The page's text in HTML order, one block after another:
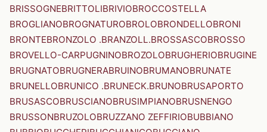
BRISSOGNEBRITTOLIBRIVIOBROCCOSTELLA
BROGLIANOBROGNATUROBROLOBRONDELLOBRONI
BRONTEBRONZOLO .BRANZOLL.BROSSASCOBROSSO
BROVELLO-CARPUGNINOBROZOLOBRUGHERIOBRUGINE
BRUGNATOBRUGNERABRUINOBRUMANOBRUNATE
BRUNELLOBRUNICO .BRUNECK.BRUNOBRUSAPORTO
BRUSASCOBRUSCIANOBRUSIMPIANOBRUSNENGO
BRUSSONBRUZOLOBRUZZANO ZEFFIRIOBUBBIANO